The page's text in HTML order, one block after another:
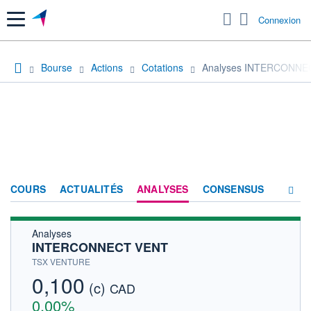
Menu Connexion
Bourse Actions Cotations Analyses
COURS ACTUALITÉS ANALYSES CONSENSUS
Analyses
INTERCONNECT VENT
TSX VENTURE
0,100 (c) CAD
0,00%